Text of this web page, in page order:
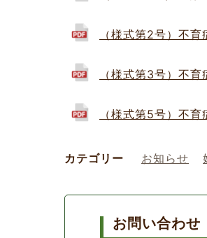
（様式第2号）不
（様式第3号）不
（様式第5号）不
カテゴリー お知らせ
お問い合わせ